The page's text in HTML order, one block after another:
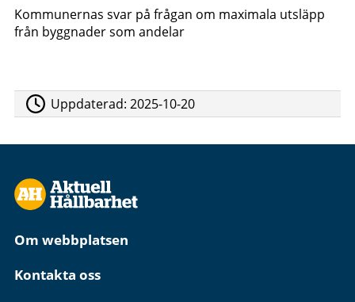
Kommunernas svar på frågan om maximala utsläpp
från byggnader som andelar
Uppdaterad:2025-10-20
Om webbplatsen
Kontakta oss